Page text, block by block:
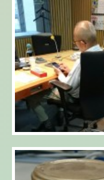
2016年03月
こんなリクエス
す！